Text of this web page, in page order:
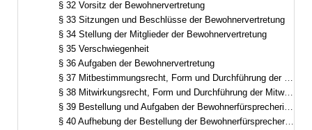
§ 32 Vorsitz der Bewohnervertretung
§ 33 Sitzungen und Beschlüsse der Bewohnervertretung
§ 34 Stellung der Mitglieder der Bewohnervertretung
§ 35 Verschwiegenheit
§ 36 Aufgaben der Bewohnervertretung
§ 37 Mitbestimmungsrecht, Form und Durchführung der Mitbestimmung
§ 38 Mitwirkungsrecht, Form und Durchführung der Mitwirkung
§ 39 Bestellung und Aufgaben der Bewohnerfürsprecherin oder des Bewohnerfürsprechers
§ 40 Aufhebung der Bestellung der Bewohnerfürsprecherin oder des Bewohnerfürsprechers